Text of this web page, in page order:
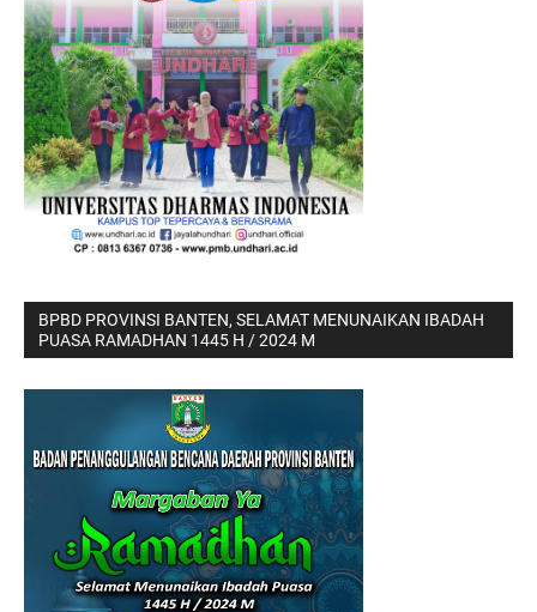
BPBD PROVINSI BANTEN, SELAMAT MENUNAIKAN IBADAH
PUASA RAMADHAN 1445 H / 2024 M